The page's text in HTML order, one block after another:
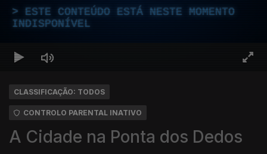
ESTE CONTEÚDO ESTÁ NESTE MOMENTO
INDISPONÍVEL
CLASSIFICAÇÃO: TODOS
CONTROLO PARENTAL INATIVO
A Cidade na Ponta dos Dedos